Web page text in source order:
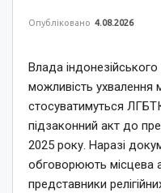
Опубліковано 4.08.2026
Влада
можливість ухвалення
стосуватимуться
підзаконний акт до
2025 року. Наразі
обговорюють місцева
представники